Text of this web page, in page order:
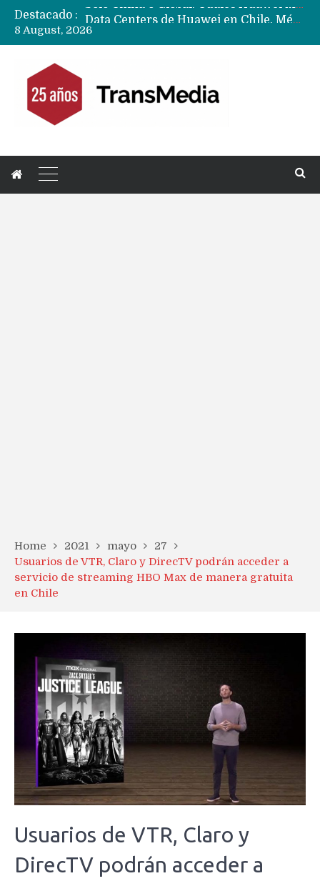
Destacado :
8 August, 2026
Home 2021 mayo
27
Usuarios de VTR, Claro y DirecTV podrán acceder a
servicio de streaming HBO Max de manera gratuita
en Chile
Usuarios de VTR, Claro y
DirecTV podrán acceder a